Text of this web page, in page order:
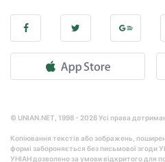
© UNIAN.NET, 1998 - 2026 Усі права
Копіювання текстів або зображень,
формі забороняється без письмової згоди
УНІАН дозволено за умови відкритого для